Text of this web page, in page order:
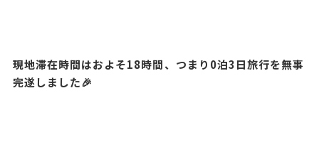
現地滞在時間はおよそ18時間、つまり0泊3日旅行を無事
完遂しました🎉